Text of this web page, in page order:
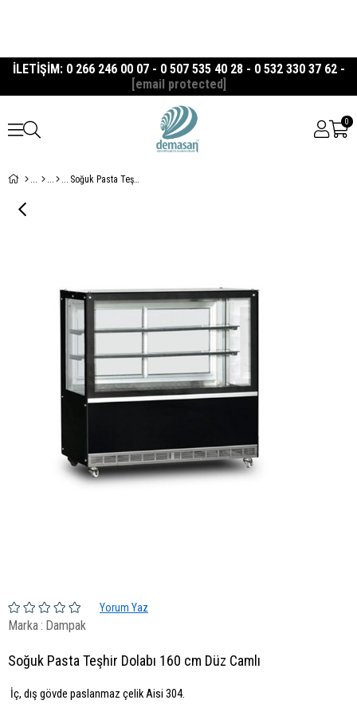
İLETİŞİM: 0 266 246 00 07 - 0 507 535 40 28 - 0 532 330 37 62 -
[email protected]
0
Soğuk Pasta Teşhir Dolabı 160 cm Düz Camlı
Yorum Yaz
Marka : Dampak
Soğuk Pasta Teşhir Dolabı 160 cm Düz Camlı
İç, dış gövde paslanmaz çelik Aisi 304.